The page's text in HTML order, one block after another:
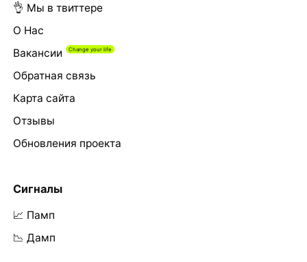
👌 Мы в твиттере
О Нас
Вакансии
Обратная связь
Карта сайта
Отзывы
Обновления проекта
Сигналы
📈 Памп
📉 Дамп